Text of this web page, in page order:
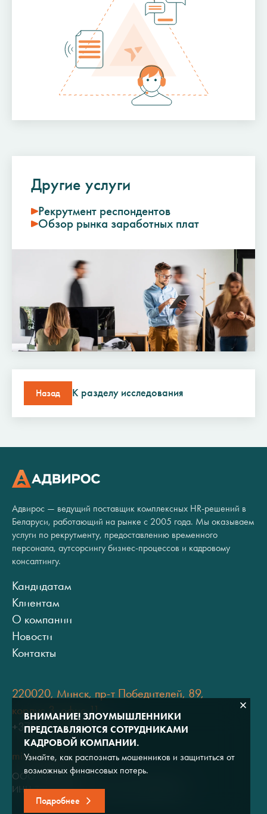
Другие услуги
Рекрутмент респондентов
Обзор рынка заработных плат
Назад К разделу исследования
Адвирос — ведущий поставщик комплексных HR-решений в
Беларуси, работающий на рынке с 2005 года. Мы оказываем
услуги по рекрутменту, предоставлению временного
персонала, аутсорсингу бизнес-процессов и кадровому
консалтингу.
Кандидатам
Клиентам
О компании
Новости
Контакты
220020, Минск, пр-т Победителей, 89,
корпус 3, офис 11
+375 (17) 334 80 07
minsk@adviros.by
ООО "Адвирос"
ИНН 7714572528 / ОГРН 1047796766380
ВНИМАНИЕ! ЗЛОУМЫШЛЕННИКИ
ПРЕДСТАВЛЯЮТСЯ СОТРУДНИКАМИ
КАДРОВОЙ КОМПАНИИ.
Узнайте, как распознать мошенников и защититься от
возможных финансовых потерь.
Подробнее